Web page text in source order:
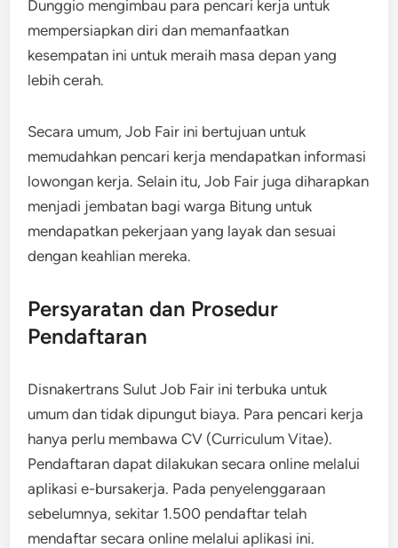
Dunggio mengimbau para pencari kerja untuk
mempersiapkan diri dan memanfaatkan
kesempatan ini untuk meraih masa depan yang
lebih cerah.
Secara umum, Job Fair ini bertujuan untuk
memudahkan pencari kerja mendapatkan informasi
lowongan kerja. Selain itu, Job Fair juga diharapkan
menjadi jembatan bagi warga Bitung untuk
mendapatkan pekerjaan yang layak dan sesuai
dengan keahlian mereka.
Persyaratan dan Prosedur
Pendaftaran
Disnakertrans Sulut Job Fair ini terbuka untuk
umum dan tidak dipungut biaya. Para pencari kerja
hanya perlu membawa CV (Curriculum Vitae).
Pendaftaran dapat dilakukan secara online melalui
aplikasi e-bursakerja. Pada penyelenggaraan
sebelumnya, sekitar 1.500 pendaftar telah
mendaftar secara online melalui aplikasi ini.